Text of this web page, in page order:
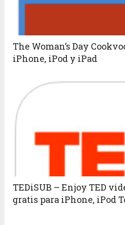
The Woman’s Day
iPhone, iPod y iPad
TEDiSUB – Enjoy TED
gratis para iPhone, iPod